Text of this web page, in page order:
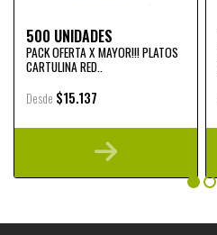
500 UNIDADES
PACK OFERTA X MAYOR!!! PLATOS
CARTULINA RED..
Desde $15.137